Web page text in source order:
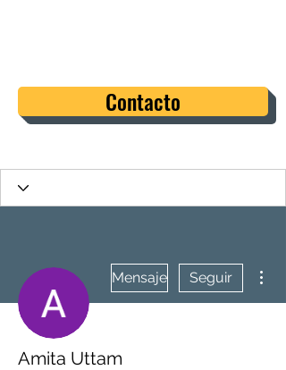
Contacto
Mensaje Seguir
Amita Uttam